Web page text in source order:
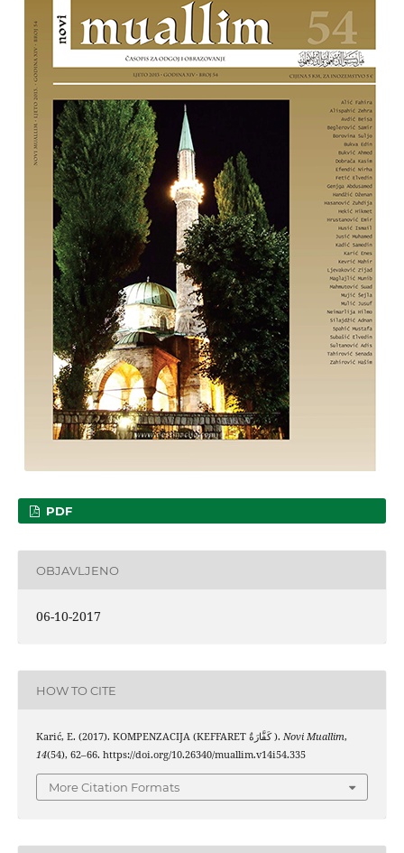
PDF
OBJAVLJENO
06-10-2017
HOW TO CITE
Karić, E. (2017). KOMPENZACIJA (KEFFARET كَفَّارَةٌ ). Novi Muallim,
14(54), 62–66. https://doi.org/10.26340/muallim.v14i54.335
More Citation Formats